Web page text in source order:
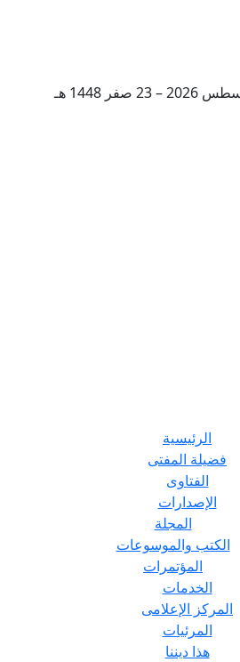
الرئيسية
فضيلة المفتى
الفتاوى
الإصدارات
المجلة
الكتب والموسوعات
المؤتمرات
الخدمات
المركز الإعلامى
المرئيات
هذا ديننا